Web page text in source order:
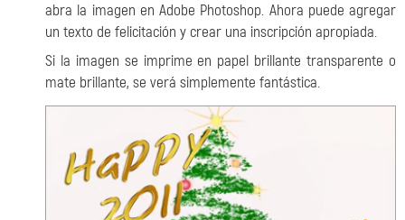
abra la imagen en Adobe Photoshop. Ahora puede agregar
un texto de felicitación y crear una inscripción apropiada.
Si la imagen se imprime en papel brillante transparente o
mate brillante, se verá simplemente fantástica.